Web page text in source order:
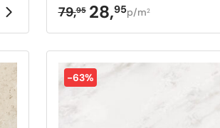
79,95
Oorspronkelijke
prijs
was:
79,95.
28,95
Huidige
prijs
is:
28,95.
p/m2
-63%